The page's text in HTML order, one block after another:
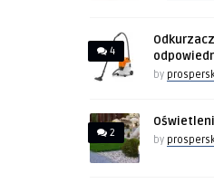
4
by
2
by